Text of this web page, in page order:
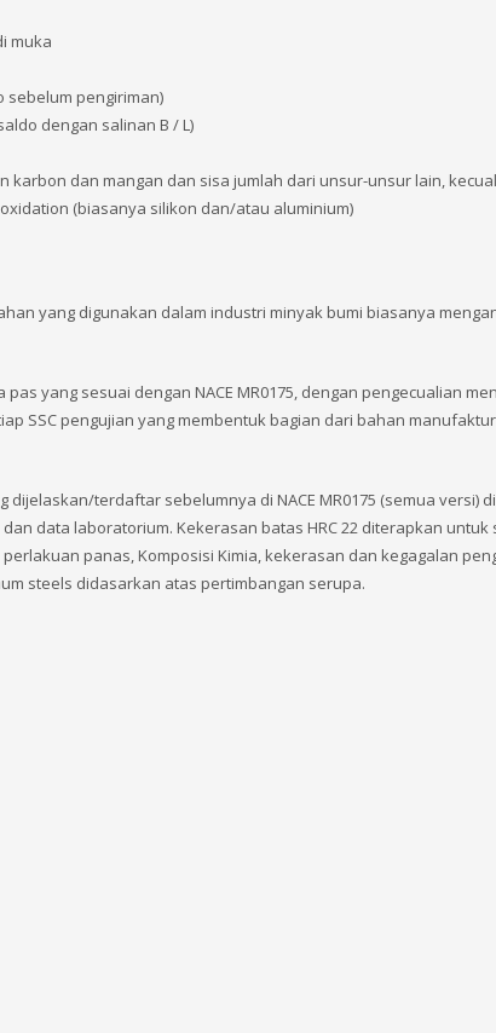
muka
sebelum pengiriman)
dengan salinan B / L)
dan mangan dan sisa jumlah dari unsur-unsur lain,
(biasanya silikon dan/atau aluminium)
yang digunakan dalam industri minyak bumi biasanya
yang sesuai dengan NACE MR0175, dengan pengecualian
SSC pengujian yang membentuk bagian dari bahan
terdaftar sebelumnya di NACE MR0175 (semua versi)
data laboratorium. Kekerasan batas HRC 22 diterapkan untuk
panas, Komposisi Kimia, kekerasan dan kegagalan
steels didasarkan atas pertimbangan serupa.